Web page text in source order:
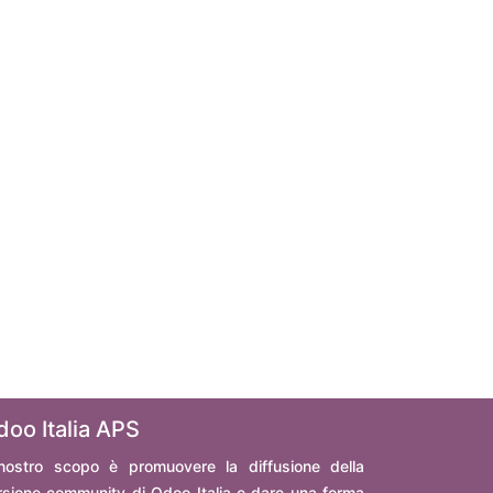
Italia APS
scopo è promuovere la diffusione della